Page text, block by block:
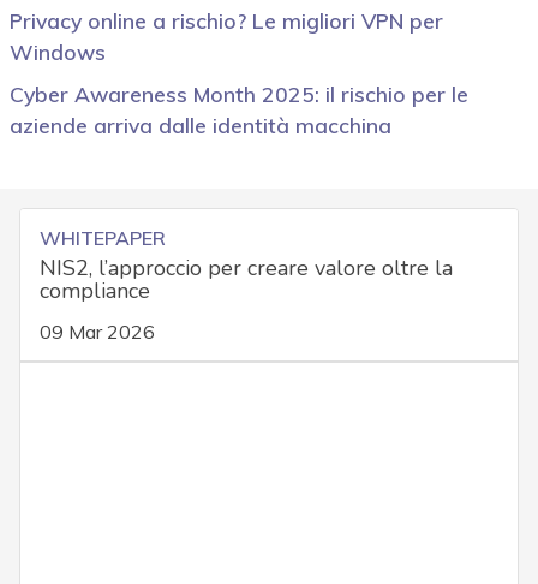
Privacy online a rischio? Le migliori VPN per
Windows
Cyber Awareness Month 2025: il rischio per le
aziende arriva dalle identità macchina
WHITEPAPER
NIS2, l’approccio per creare valore oltre la
compliance
09 Mar 2026